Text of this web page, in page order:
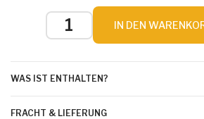
IN DEN
WAS IST ENTHALTEN?
FRACHT & LIEFERUNG